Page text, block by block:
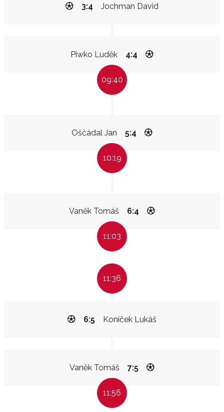
Jochman David
3:4
Piwko Luděk 4:4
09:40
Oščádal Jan 5:4
10:19
Vaněk Tomáš 6:4
11:03
11:36
Koníček Lukáš
6:5
Vaněk Tomáš 7:5
11:56